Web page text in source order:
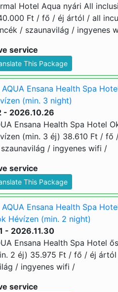
Hotel Aqua nyári All
Ft / fő / éj ártól / all
/ szaunavilág / ingyenes
service
This Package
Ensana Health Spa
(min. 3 night)
- 2026.10.26
Ensana Health Spa Hotel
(min. 3 éj) 38.610 Ft /
/ ingyenes wifi /
service
This Package
Ensana Health Spa
Hévízen (min. 2 night)
- 2026.11.30
Ensana Health Spa Hotel
2 éj) 35.975 Ft / fő / éj
/ ingyenes wifi /
service